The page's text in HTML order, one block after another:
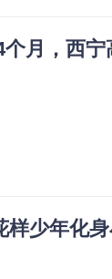
月，西
样少年化